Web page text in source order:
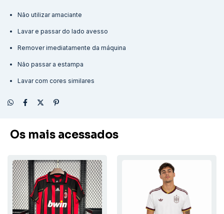
Não utilizar amaciante
Lavar e passar do lado avesso
Remover imediatamente da máquina
Não passar a estampa
Lavar com cores similares
Os mais acessados